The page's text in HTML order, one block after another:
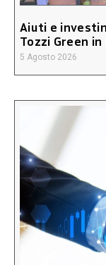
Aiuti e
Tozzi Green
5 Agosto 2026